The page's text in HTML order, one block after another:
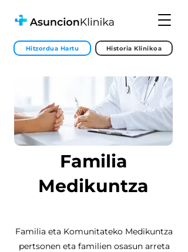
Hitzordua Hartu Historia Klinikoa
Familia
Medikuntza
Familia eta Komunitateko Medikuntza
pertsonen eta familien osasun arreta